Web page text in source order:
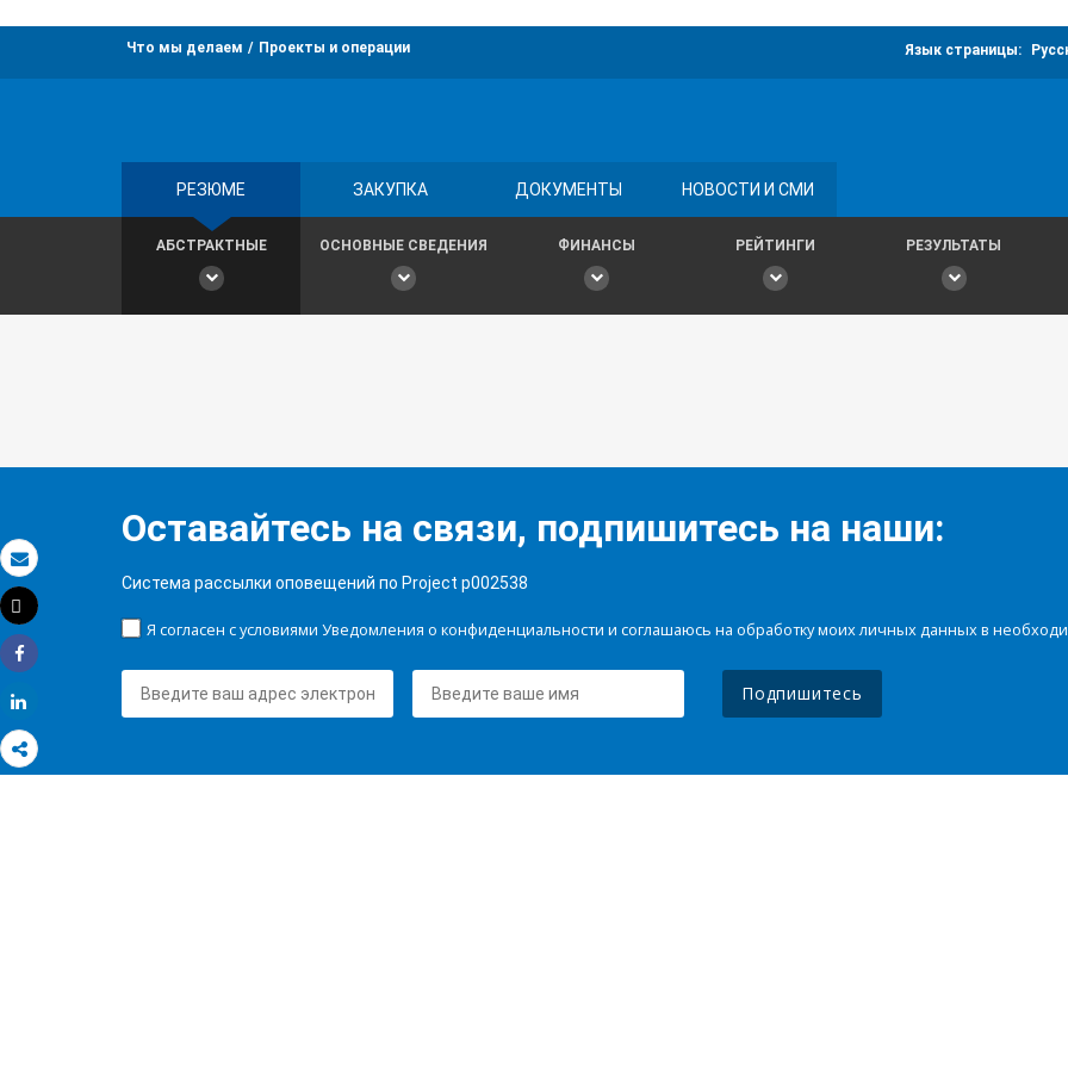
Электронная почта
Распечатать
Tweet
Share
Что мы делаем Проекты и операции Язык страницы:
РЕЗЮМЕ ЗАКУПКА ДОКУМЕНТЫ НОВОСТИ И СМИ
АБСТРАКТНЫЕ ОСНОВНЫЕ СВЕДЕНИЯ ФИНАНСЫ РЕЙТИНГИ РЕЗУЛЬТАТЫ
Оставайтесь на связи, подпишитесь на наши:
Система рассылки оповещений по Project p002538
Я согласен с условиями Уведомления о конфиденциальности и соглашаюсь на обработку моих личных данных в
Подпишитесь